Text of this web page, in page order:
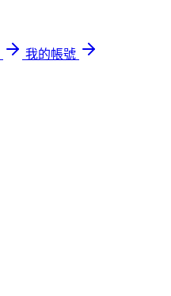
我的帳號